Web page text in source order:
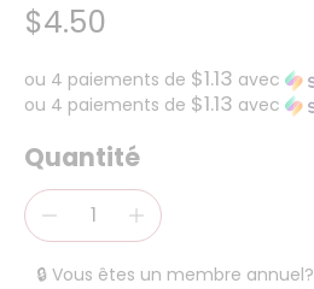
$4.50
ou 4 paiements de $1.13 avec
ou 4 paiements de $1.13 avec
Quantité
🔒 Vous êtes un membre annuel?